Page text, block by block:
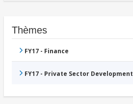
Thèmes
FY17 - Finance
FY17 - Private Sector Development